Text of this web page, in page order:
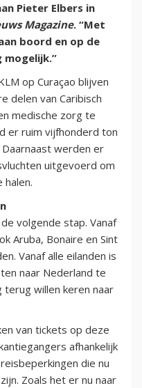
Pieter Elbers in
Magazine. “Met
boord en op de
mogelijk.”
op Curaçao blijven
delen van Caribisch
medische zorg te
er ruim vijfhonderd ton
werden er
uitgevoerd om
volgende stap. Vanaf
Aruba, Bonaire en Sint
Vanaf alle eilanden is
naar Nederland te
willen keren naar
van tickets op deze
afhankelijk
die nu
Zoals het er nu naar